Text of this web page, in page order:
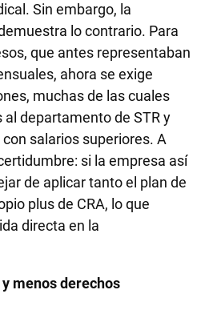
Sin embargo, la
lo contrario. Para
que antes representaban
ahora se exige
muchas de las cuales
departamento de STR y
salarios superiores. A
si la empresa así
de aplicar tanto el plan de
plus de CRA, lo que
directa en la
menos derechos